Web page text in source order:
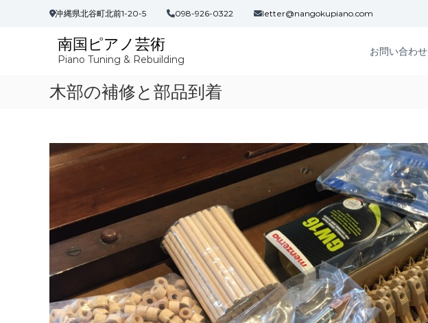
沖縄県北谷町北前1-20-5 098-926-0322 letter@nangokupiano.com
南国ピアノ芸術
Piano Tuning & Rebuilding
お問い合わせ
木部の補修と部品到着